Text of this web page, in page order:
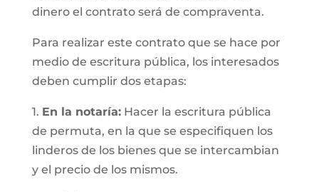
dinero el contrato será de compraventa.
Para realizar este contrato que se hace por
medio de escritura pública, los interesados
deben cumplir dos etapas:
1. En la notaría:Hacer la escritura pública
de permuta, en la que se especifiquen los
linderos de los bienes que se intercambian
y el precio de los mismos.